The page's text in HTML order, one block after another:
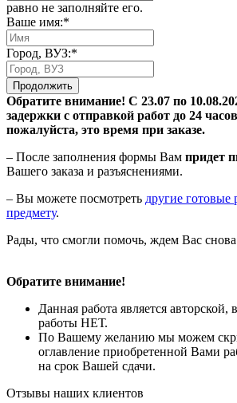
равно не заполняйте его.
Ваше имя:*
Город, ВУЗ:*
Продолжить
Обратите внимание! С 23.07 по
задержки с отправкой работ до 24
пожалуйста, это время при заказе.
– После заполнения формы Вам придет
Вашего заказа и разъяснениями.
– Вы можете посмотреть другие готовые
предмету.
Рады, что смогли помочь, ждем Вас
Обратите внимание!
Данная работа является авторской,
работы НЕТ.
По Вашему желанию мы можем
оглавление приобретенной Вами
на срок Вашей сдачи.
Отзывы наших клиентов